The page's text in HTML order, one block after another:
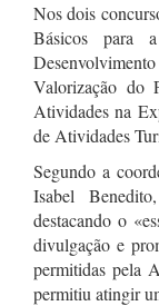
Nos dois
Básicos para
Valorização do
Atividades na
de Atividades
Segundo a
Isabel
destacando o
divulgação e
permitidas pela
permitiu atingir